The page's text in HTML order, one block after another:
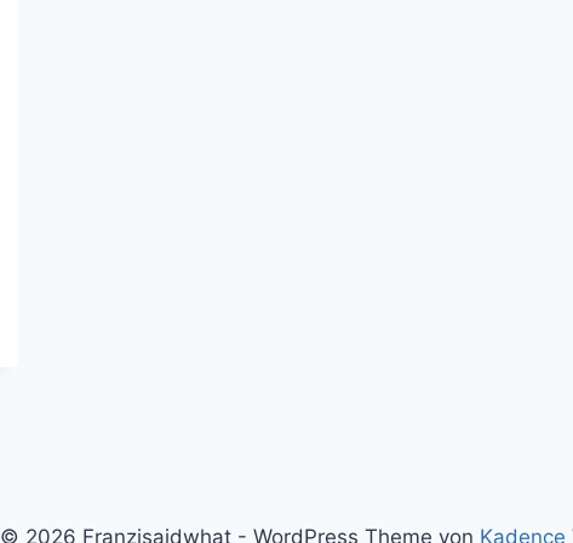
© 2026 Franzisaidwhat - WordPress Theme von Kadence